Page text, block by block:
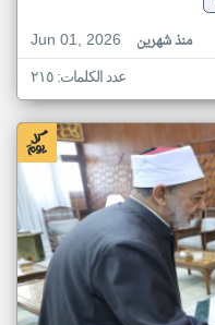
Jun 01, 2026
منذ شهرين
عدد الكلمات: ٢١٥